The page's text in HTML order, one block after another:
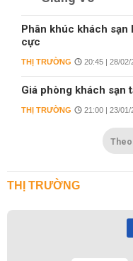
Phân khúc khách sạn
cực
THỊ TRƯỜNG 20:45 | 28/02/
Giá phòng khách sạn
THỊ TRƯỜNG 21:00 | 23/01/
Theo
THỊ TRƯỜNG